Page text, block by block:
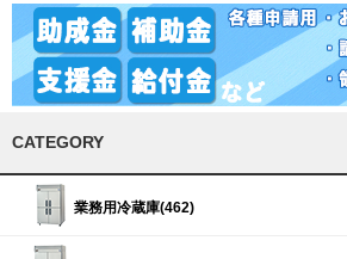
CATEGORY
業務用冷蔵庫(462)